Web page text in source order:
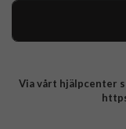
Integritetspolicy
Via vårt hjälpcenter